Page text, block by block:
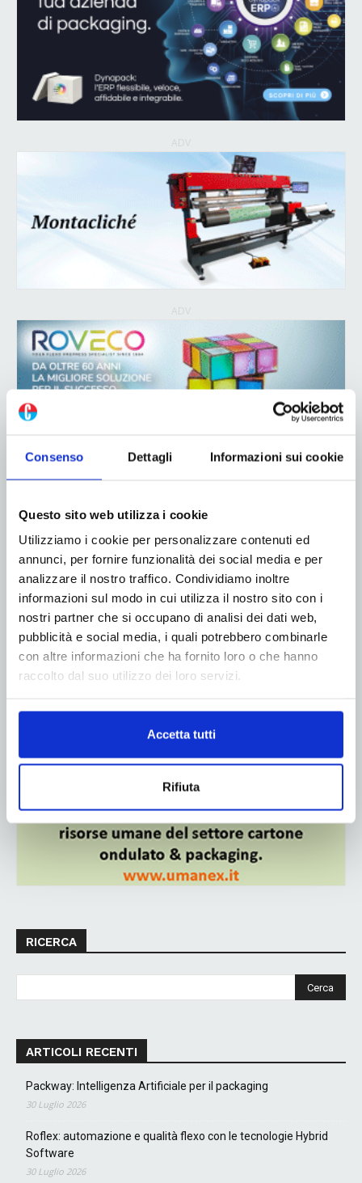
Consenso Dettagli Informazioni sui cookie
Questo sito web utilizza i cookie
Utilizziamo i cookie per personalizzare contenuti ed
annunci, per fornire funzionalità dei social media e per
analizzare il nostro traffico. Condividiamo inoltre
informazioni sul modo in cui utilizza il nostro sito con i
nostri partner che si occupano di analisi dei dati web,
pubblicità e social media, i quali potrebbero combinarle
con altre informazioni che ha fornito loro o che hanno
raccolto dal suo utilizzo dei loro servizi.
Accetta tutti
Rifiuta
ADV
ADV
RICERCA
ARTICOLI RECENTI
Packway: Intelligenza Artificiale per il packaging
30 Luglio 2026
Roflex: automazione e qualità flexo con le tecnologie Hybrid
Software
30 Luglio 2026